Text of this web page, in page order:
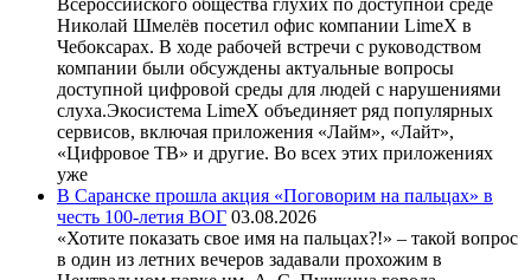
Всероссийского общества глухих по доступной среде
Николай Шмелёв посетил офис компании LimeX в
Чебоксарах. В ходе рабочей встречи с руководством
компании были обсуждены актуальные вопросы
доступной цифровой среды для людей с нарушениями
слуха.Экосистема LimeX объединяет ряд популярных
сервисов, включая приложения «Лайм», «Лайт»,
«Цифровое ТВ» и другие. Во всех этих приложениях
уже
В Саранске прошла акция «Поговорим на пальцах» в
честь 100-летия ВОГ 03.08.2026
«Хотите показать свое имя на пальцах?!» – такой вопрос
в один из летних вечеров задавали прохожим в